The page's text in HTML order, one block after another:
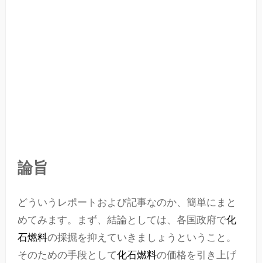
論旨
どういうレポートおよび記事なのか、簡単にまと
めてみます。まず、結論としては、各国政府で化
石燃料の採掘を抑えていきましょうということ。
そのための手段として化石燃料の価格を引き上げ